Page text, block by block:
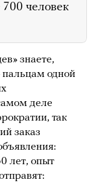
700 человек
знаете,
пальцам одной
деле
так
заказ
лет, опыт